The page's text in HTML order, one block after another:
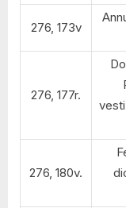
276, 173v
276, 177r.
vesti
276, 180v.